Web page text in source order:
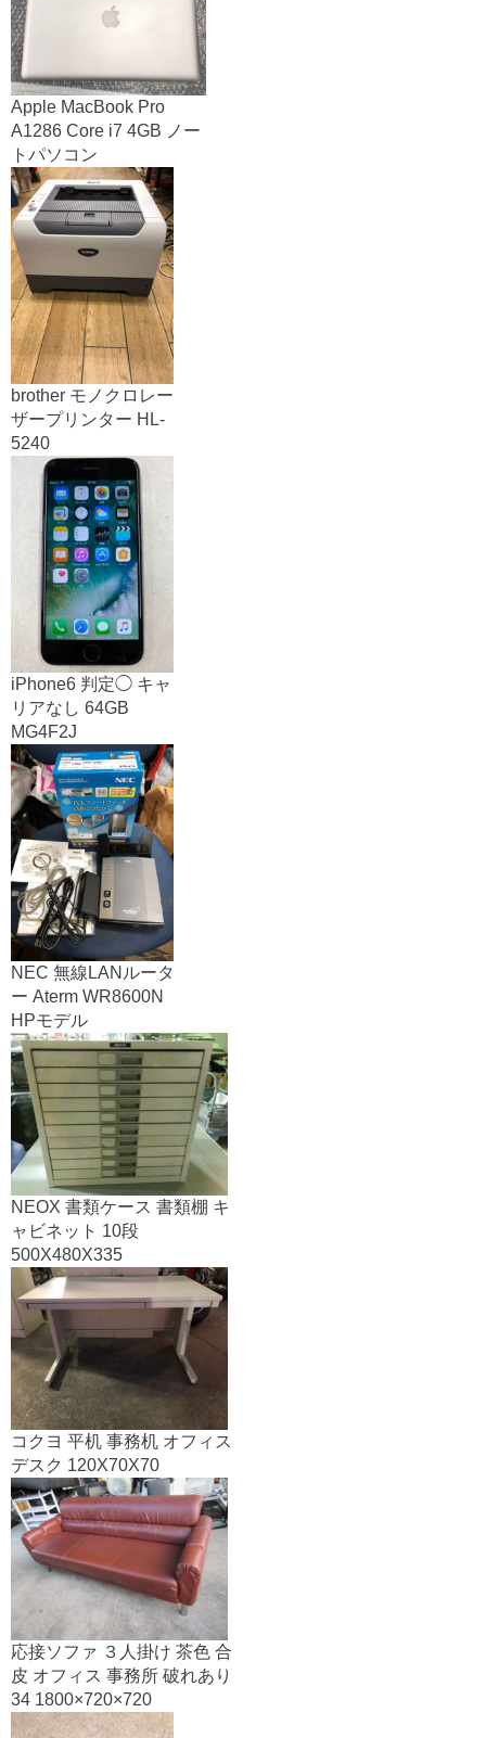
Apple MacBook Pro
A1286 Core i7 4GB ノー
トパソコン
brother モノクロレー
ザープリンター HL-
5240
iPhone6 判定◯ キャ
リアなし 64GB
MG4F2J
NEC 無線LANルータ
ー Aterm WR8600N
HPモデル
NEOX 書類ケース 書類棚 キ
ャビネット 10段
500X480X335
コクヨ 平机 事務机 オフィス
デスク 120X70X70
応接ソファ ３人掛け 茶色 合
皮 オフィス 事務所 破れあり
34 1800×720×720